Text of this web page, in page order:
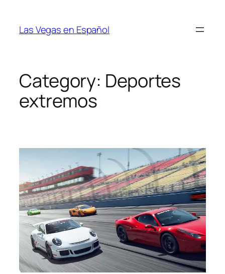
content
Las Vegas en Español
Category: Deportes
extremos